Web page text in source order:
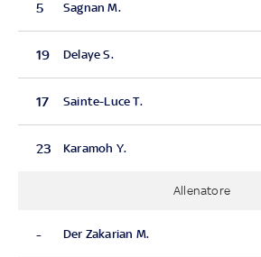
5 Sagnan M.
19 Delaye S.
17 Sainte-Luce T.
23 Karamoh Y.
Allenatore
- Der Zakarian M.